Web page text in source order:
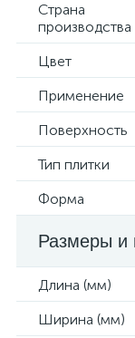
Страна
производства
Цвет
Применение
Поверхность
Тип плитки
Форма
Размеры и
Длина (мм)
Ширина (мм)